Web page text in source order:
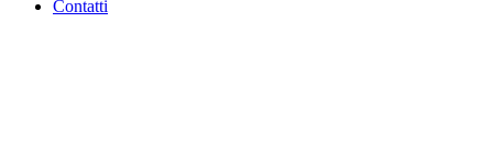
Contatti